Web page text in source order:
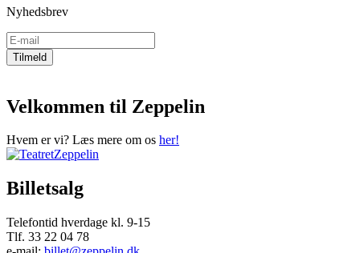
Nyhedsbrev
Velkommen til Zeppelin
Hvem er vi? Læs mere om os her!
Billetsalg
Telefontid hverdage kl. 9-15
Tlf. 33 22 04 78